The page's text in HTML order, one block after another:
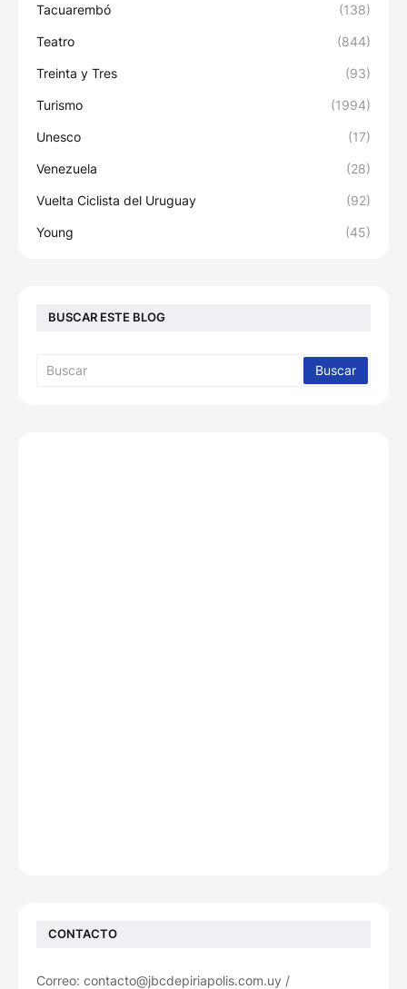
Tacuarembó (138)
Teatro (844)
Treinta y Tres (93)
Turismo (1994)
Unesco (17)
Venezuela (28)
Vuelta Ciclista del Uruguay (92)
Young (45)
BUSCAR ESTE BLOG
CONTACTO
Correo: contacto@jbcdepiriapolis.com.uy /